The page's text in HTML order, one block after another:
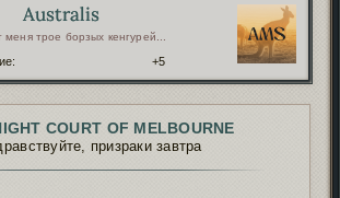
Australis
меня трое борзых кенгурей...
+5
COURT OF MELBOURNE
призраки завтра